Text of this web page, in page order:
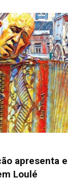
apresenta
Loulé